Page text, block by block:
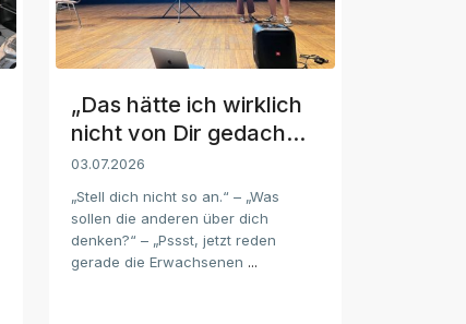
„Das hätte ich wirklich
nicht von Dir gedach...
03.07.2026
„Stell dich nicht so an.“ – „Was
sollen die anderen über dich
denken?“ – „Pssst, jetzt reden
gerade die Erwachsenen ...